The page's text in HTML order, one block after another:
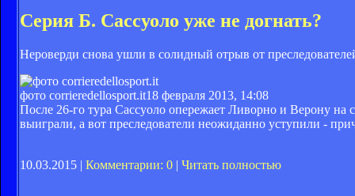
Серия Б. Сассуоло уже не догнать?
Нероверди снова ушли в солидный отрыв от
фото corrieredellosport.it18 февраля 2013, 14:08
После 26-го тура Сассуоло опережает Ливорно и Верону
выиграли, а вот преследователи неожиданно уступили -
10.03.2015 | Комментарии: 0 | Читать полностью